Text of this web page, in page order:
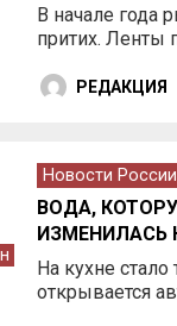
В начале года
притих. Ленты
РЕДАКЦИЯ
Новости России
ВОДА,
ИЗМЕНИЛАСЬ
На кухне
открывается